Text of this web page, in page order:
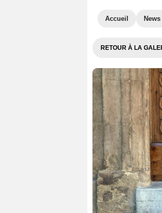
Accueil News
RETOUR À LA